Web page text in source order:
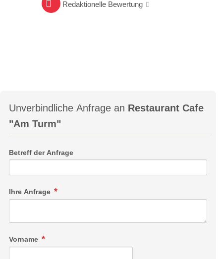
Redaktionelle Bewertung
Unverbindliche Anfrage an Restaurant Cafe
"Am Turm"
Betreff der Anfrage
Ihre Anfrage
Vorname